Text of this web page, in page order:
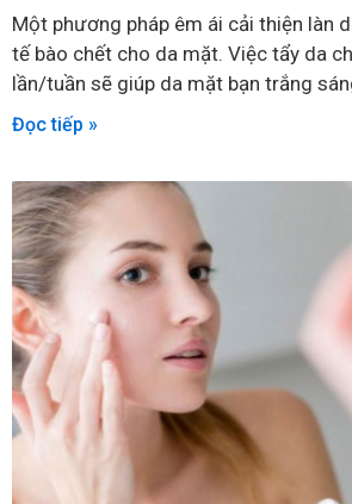
Một phương pháp êm ái cải thiện làn
tế bào chết cho da mặt. Việc tẩy da
lần/tuần sẽ giúp da mặt bạn trắng
Đọc tiếp »